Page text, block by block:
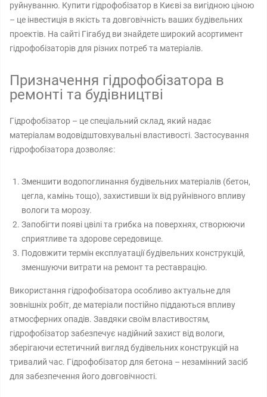
руйнуванню. Купити гідрофобізатор в Києві за вигідною ціною
– це інвестиція в якість та довговічність ваших будівельних
проектів. На сайті Гігабуд ви знайдете широкий асортимент
гідрофобізаторів для різних потреб та матеріалів.
Призначення гідрофобізатора в
ремонті та будівництві
Гідрофобізатор – це спеціальний склад, який надає
матеріалам водовідштовхувальні властивості. Застосування
гідрофобізатора дозволяє:
Зменшити водопоглинання будівельних матеріалів (бетон,
цегла, камінь тощо), захистивши їх від руйнівного впливу
вологи та морозу.
Запобігти появі цвілі та грибка на поверхнях, створюючи
сприятливе та здорове середовище.
Подовжити термін експлуатації будівельних конструкцій,
зменшуючи витрати на ремонт та реставрацію.
Використання гідрофобізатора особливо актуальне для
зовнішніх робіт, де матеріали постійно піддаються впливу
атмосферних опадів. Завдяки своїм властивостям,
гідрофобізатор забезпечує надійний захист від вологи,
зберігаючи естетичний вигляд будівельних конструкцій на
тривалий час. Гідрофобізатор для бетона – незамінний засіб
для забезпечення його довговічності.